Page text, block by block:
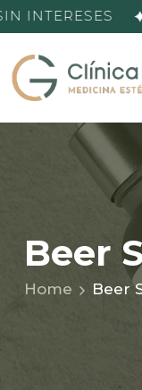
ESTÉTICA FACIAL
MEDICINA
Beer
Home Beer